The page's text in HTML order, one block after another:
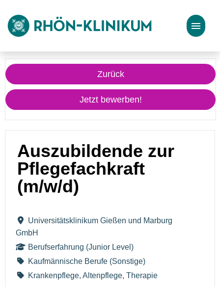
Stellenangebote
Bewerbungstipps
Zurück
Jetzt bewerben!
Auszubildende zur
Pflegefachkraft
(m/w/d)
Universitätsklinikum Gießen und Marburg
GmbH
Berufserfahrung (Junior Level)
Kaufmännische Berufe (Sonstige)
Krankenpflege, Altenpflege, Therapie